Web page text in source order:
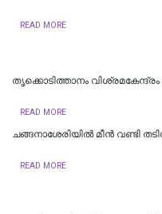
READ MORE
തൃക്കൊടിത്താനം വിശ്രമകേന്ദ്രം
READ MORE
ചങ്ങനാശേരിയില്‍ മീന്‍ വണ്ടി
READ MORE